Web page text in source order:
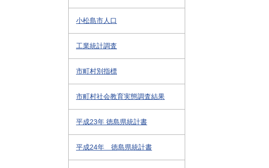
小松島市人口
工業統計調査
市町村別指標
市町村社会教育実態調査結果
平成23年 徳島県統計書
平成24年 徳島県統計書